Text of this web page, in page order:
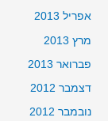
אפריל 2013
מרץ 2013
פברואר 2013
דצמבר 2012
נובמבר 2012